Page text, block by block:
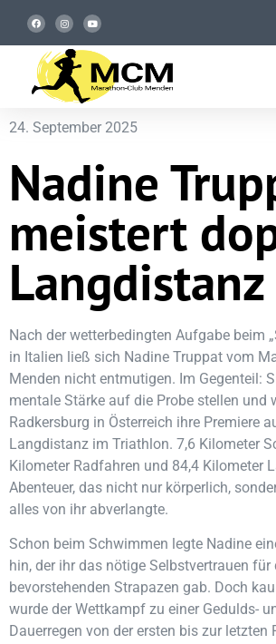
24. September 2025
Nadine
meistert
Langdistanz
Nach der wetterbedingten Aufgabe beim
in Italien ließ sich Nadine Truppat vom
Menden nicht entmutigen. Im Gegenteil:
mentale Stärke auf die Probe stellen und
Radkersburg in Österreich ihre Premiere
Langdistanz im Triathlon. 7,6 Kilometer
Kilometer Radfahren und 84,4 Kilometer
Abenteuer, das nicht nur körperlich,
alles von ihr abverlangte.
Schon beim Schwimmen legte Nadine
hin, der ihr das nötige Selbstvertrauen für
bevorstehenden Strapazen gab. Doch
wurde der Wettkampf zu einer Gedulds-
Dauerregen von der ersten bis zur letzten